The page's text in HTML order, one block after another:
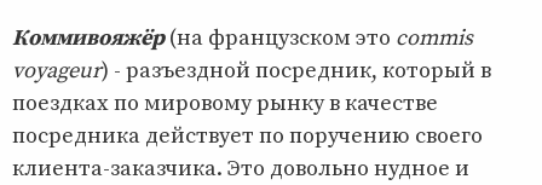
Коммивояжёр(на французском это commis
voyageur) - разъездной посредник, который в
поездках по мировому рынку в качестве
посредника действует по поручению своего
клиента-заказчика. Это довольно нудное и